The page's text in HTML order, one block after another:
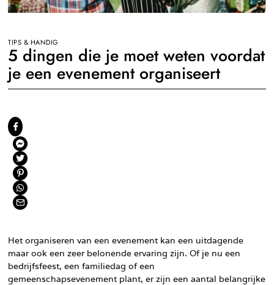
TIPS & HANDIG
5 dingen die je moet weten voordat
je een evenement organiseert
Het organiseren van een evenement kan een uitdagende
maar ook een zeer belonende ervaring zijn. Of je nu een
bedrijfsfeest, een familiedag of een
gemeenschapsevenement plant, er zijn een aantal belangrijke